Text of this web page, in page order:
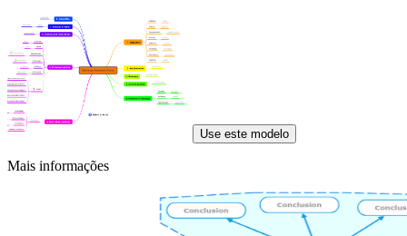
Use este modelo
Mais informações